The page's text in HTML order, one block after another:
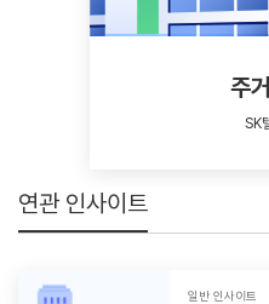
주
SK
연관 인사이트
일반 인사이트